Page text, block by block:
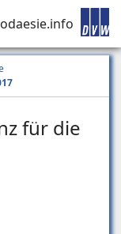
für die